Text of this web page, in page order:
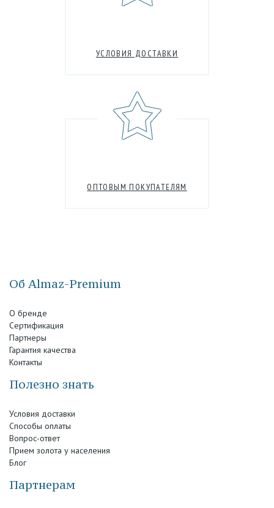
УСЛОВИЯ ДОСТАВКИ
ОПТОВЫМ ПОКУПАТЕЛЯМ
Об Almaz-Premium
О бренде
Сертификация
Партнеры
Гарантия качества
Контакты
Полезно знать
Условия доставки
Способы оплаты
Вопрос-ответ
Прием золота у населения
Блог
Партнерам